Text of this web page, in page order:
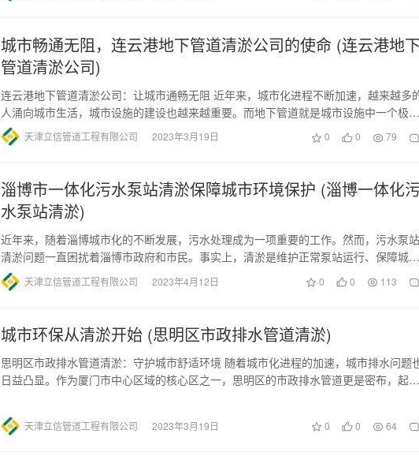
城市畅通无阻，连云港地下管道清淤公司的使命 (连云港地下
管道清淤公司)
连云港地下管道清淤公司：让城市通畅无阻 近年来，城市化进程不断加速，越来越多
人涌向城市生活，城市设施的建设也越来越重要。而地下管道就是城市设施中一个极为
重要的组成部分，承担着输送…
天津立信管道工程有限公司 2023年3月19日 0 0 79
淄博市一体化污水泵站清淤保障城市环境保护 (淄博一体化
水泵站清淤)
近年来，随着淄博城市化的不断发展，污水处理成为一项重要的工作。然而，污水泵站
清淤问题一直困扰着淄博市政府和市民。事实上，清淤是维护正常泵站运行、保障城市
污水处理安全的必要措施。 首…
天津立信管道工程有限公司 2023年4月12日 0 0 113
城市环保从清淤开始 (思明区市政排水管道清淤)
思明区市政排水管道清淤：守护城市舒适环境 随着城市化进程的加速，城市排水问题
日益凸显。作为厦门市中心区域的核心区之一，思明区的市政排水管道更是密布，起着
天津立信管道工程有限公司 2023年3月19日 0 0 64